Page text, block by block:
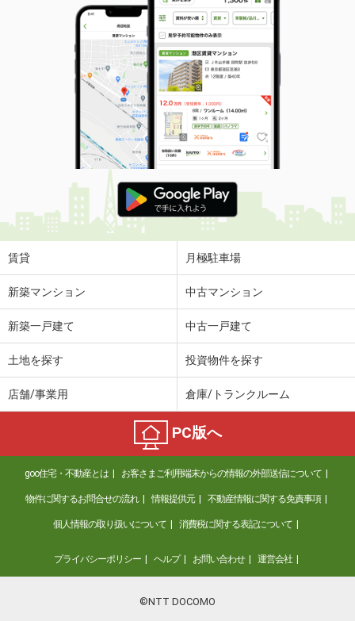
賃貸 月極駐車場
新築マンション 中古マンション
新築一戸建て 中古一戸建て
土地を探す 投資物件を探す
店舗/事業用 倉庫/トランクルーム
PC版へ
goo住宅・不動産とは お客さまご利用端末からの情報の外部送信について
物件に関するお問合せの流れ 情報提供元 不動産情報に関する免責事項
個人情報の取り扱いについて 消費税に関する表記について
プライバシーポリシー ヘルプ お問い合わせ 運営会社
©NTT DOCOMO